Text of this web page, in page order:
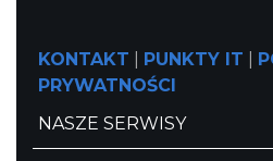
KONTAKT PUNKTY IT
PRYWATNOŚCI
NASZE SERWISY